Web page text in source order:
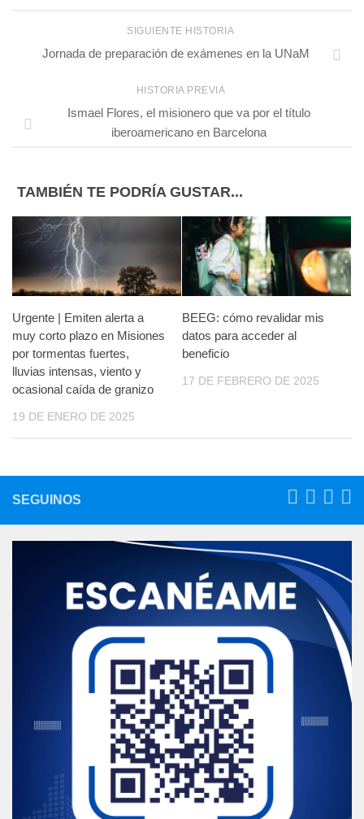
SIGUIENTE HISTORIA
Jornada de preparación de exámenes en la UNaM
HISTORIA PREVIA
Ismael Flores, el misionero que va por el título
iberoamericano en Barcelona
TAMBIÉN TE PODRÍA GUSTAR...
Urgente | Emiten alerta a
muy corto plazo en Misiones
por tormentas fuertes,
lluvias intensas, viento y
ocasional caída de granizo
19 DE ENERO DE 2025
BEEG: cómo revalidar mis
datos para acceder al
beneficio
17 DE FEBRERO DE 2025
SEGUINOS